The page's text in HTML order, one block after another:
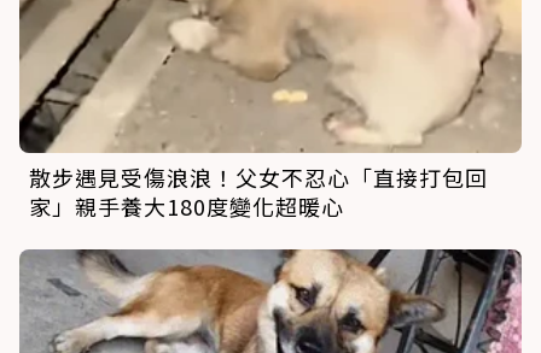
散步遇見受傷浪浪！父女不忍心「直接打包回
家」親手養大180度變化超暖心